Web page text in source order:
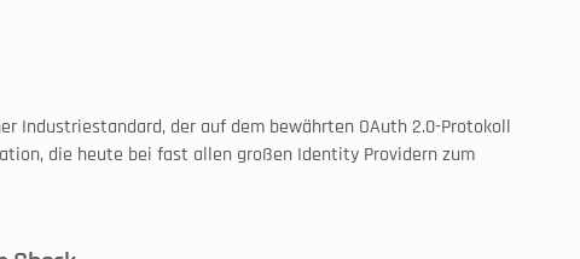
Industriestandard, der auf dem bewährten OAuth 2.0-Protokoll
die heute bei fast allen großen Identity Providern zum